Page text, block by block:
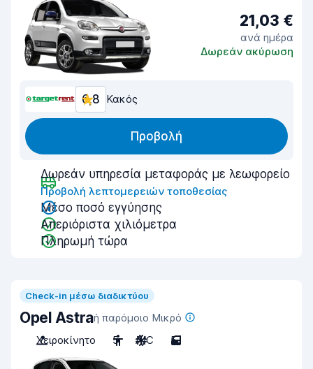
21,03 €
ανά ημέρα
Δωρεάν ακύρωση
6,8 Κακός
Προβολή
Δωρεάν υπηρεσία μεταφοράς με λεωφορείο
Προβολή λεπτομερειών τοποθεσίας
Μέσο ποσό εγγύησης
Απεριόριστα χιλιόμετρα
Πληρωμή τώρα
Check-in μέσω διαδικτύου
Opel Astraή παρόμοιο Μικρό
Χειροκίνητο
5 A/C 5